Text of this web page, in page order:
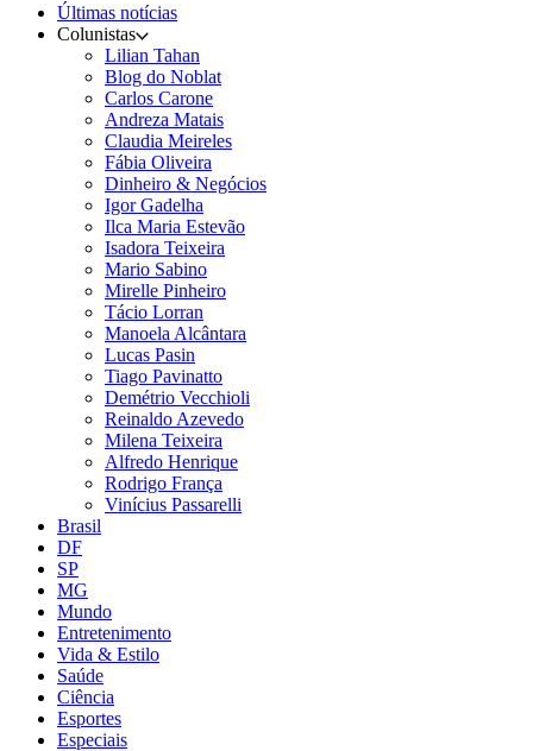
Últimas notícias
Colunistas
Lilian Tahan
Blog do Noblat
Carlos Carone
Andreza Matais
Claudia Meireles
Fábia Oliveira
Dinheiro & Negócios
Igor Gadelha
Ilca Maria Estevão
Isadora Teixeira
Mario Sabino
Mirelle Pinheiro
Tácio Lorran
Manoela Alcântara
Lucas Pasin
Tiago Pavinatto
Demétrio Vecchioli
Reinaldo Azevedo
Milena Teixeira
Alfredo Henrique
Rodrigo França
Vinícius Passarelli
Brasil
DF
SP
MG
Mundo
Entretenimento
Vida & Estilo
Saúde
Ciência
Esportes
Especiais